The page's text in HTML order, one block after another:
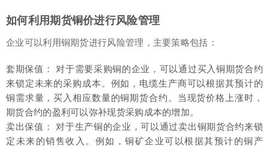
如何利用期货铜价进行风险管理
企业可以利用铜期货进行风险管理，主要策略包括：
套期保值： 对于需要采购铜的企业，可以通过买入铜期货合约
来锁定未来的采购成本。例如，电缆生产商可以根据其预计的
铜需求量，买入相应数量的铜期货合约。当现货价格上涨时，
期货合约的盈利可以弥补现货采购成本的增加。
卖出保值： 对于生产铜的企业，可以通过卖出铜期货合约来锁
定未来的销售收入。例如，铜矿企业可以根据其预计的铜产